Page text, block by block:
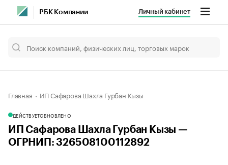
РБК Компании Личный кабинет
Главная ИП Сафарова Шахла Гурбан Кызы
ДЕЙСТВУЕТОБНОВЛЕНО
ИП Сафарова Шахла Гурбан Кызы —
ОГРНИП: 326508100112892